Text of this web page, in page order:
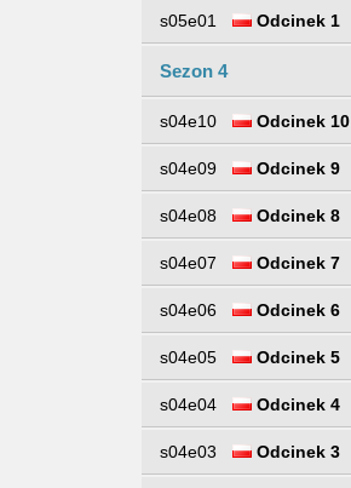
s05e01 Odcinek 1
Sezon 4
s04e10 Odcinek 10
s04e09 Odcinek 9
s04e08 Odcinek 8
s04e07 Odcinek 7
s04e06 Odcinek 6
s04e05 Odcinek 5
s04e04 Odcinek 4
s04e03 Odcinek 3